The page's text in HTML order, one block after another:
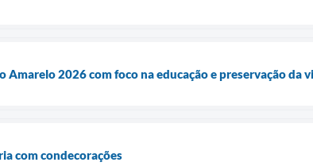
Amarelo 2026 com foco na educação e preservação da
com condecorações